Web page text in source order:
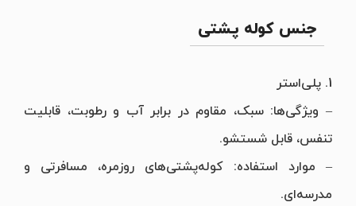
جنس کوله پشتی
1. پلی‌استر
– ویژگی‌ها: سبک، مقاوم در برابر آب و رطوبت، قابلیت
تنفس، قابل شستشو.
– موارد استفاده: کوله‌پشتی‌های روزمره، مسافرتی و
مدرسه‌ای.